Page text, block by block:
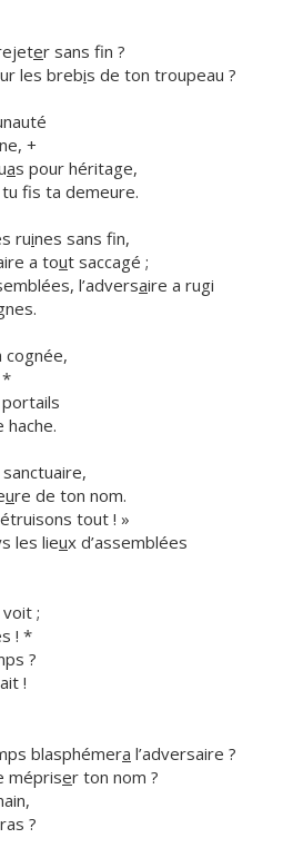
er sans fin ?
les brebis de ton troupeau ?
+
as pour héritage,
tu fs ta demeure.
ruines sans fin,
a tout saccagé ;
l’adversaire a rugi
cognée,
*
hache.
ure de ton nom.
tout ! »
les lieux d’assemblées
;
! *
?
!
blasphémera l’adversaire ?
mépriser ton nom ?
?